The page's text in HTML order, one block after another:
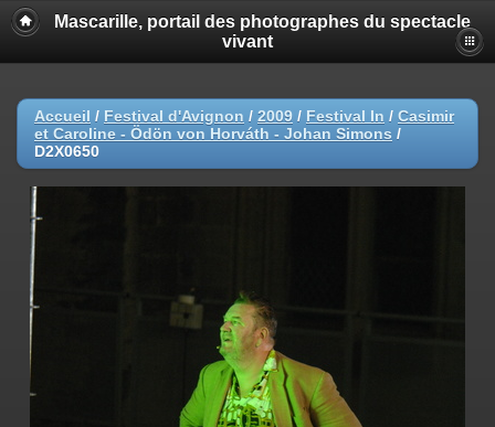
Mascarille, portail des photographes du spectacle
vivant
Accueil / Festival d'Avignon / 2009 / Festival In / Casimir
et Caroline - Ödön von Horváth - Johan Simons /
D2X0650